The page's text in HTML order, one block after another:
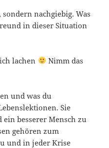
nachgiebig. Was
in dieser Situation
lachen
Nimm das
und was du
Sie
besserer Mensch zu
gehören zum
und in jeder Krise